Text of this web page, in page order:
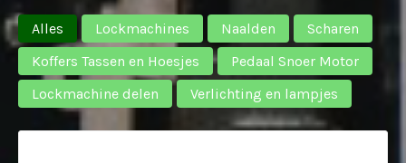
Alles Lockmachines Naalden
Scharen
Koffers Tassen en Hoesjes
Pedaal Snoer Motor
Lockmachine delen
Verlichting en lampjes